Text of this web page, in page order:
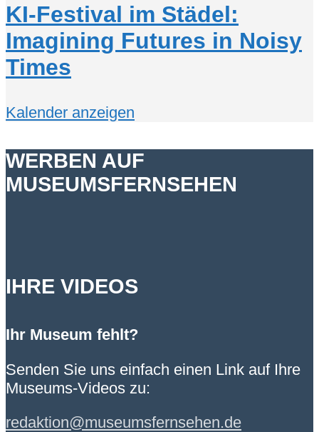
KI-Festival im Städel:
Imagining Futures in Noisy
Times
Kalender anzeigen
WERBEN AUF
MUSEUMSFERNSEHEN
IHRE VIDEOS
Ihr Museum fehlt?
Senden Sie uns einfach einen Link auf Ihre
Museums-Videos zu:
redaktion@museumsfernsehen.de